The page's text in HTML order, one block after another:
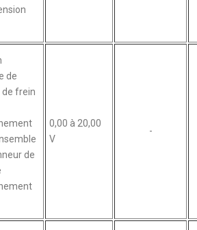
de
frein
de
0,00 à 20,00
V
-